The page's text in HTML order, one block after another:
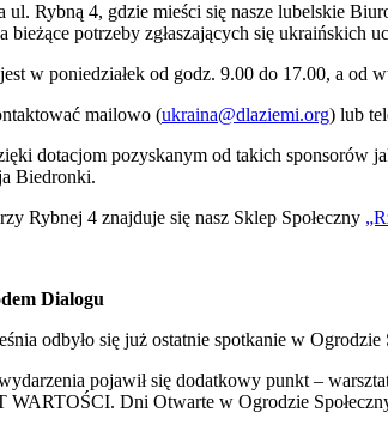
ul. Rybną 4, gdzie mieści się nasze lubelskie
bieżące potrzeby zgłaszających się ukraińskich
w poniedziałek od godz. 9.00 do 17.00, a od
mailowo (ukraina@dlaziemi.org) lub
dotacjom pozyskanym od takich
Biedronki.
Rybnej 4 znajduje się nasz Sklep Społeczny
Dialogu
odbyło się już ostatnie spotkanie w
pojawił się dodatkowy punkt –
WARTOŚCI. Dni Otwarte w Ogrodzie